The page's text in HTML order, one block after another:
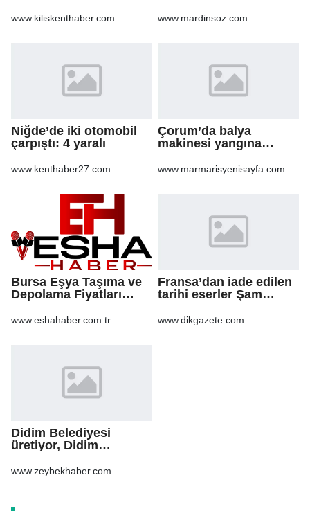
VE BOZULAN
www.kiliskenthaber.com www.mardinsoz.com
Niğde’de iki otomobil
çarpıştı: 4 yaralı
www.kenthaber27.com
Çorum’da balya
makinesi yangına
anız küle döndü
www.marmarisyenisayfa.com
Bursa Eşya Taşıma ve
Depolama Fiyatları
İçin Bilinmesi
www.eshahaber.com.tr
Fransa’dan iade edilen
tarihi eserler Şam
www.dikgazete.com
Didim Belediyesi
üretiyor, Didim
www.zeybekhaber.com